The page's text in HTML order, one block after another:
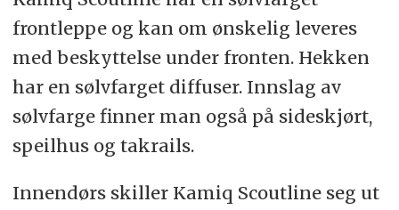
frontleppe og kan om ønskelig leveres
med beskyttelse under fronten. Hekken
har en sølvfarget diffuser. Innslag av
sølvfarge finner man også på sideskjørt,
speilhus og takrails.
Innendørs skiller Kamiq Scoutline seg ut